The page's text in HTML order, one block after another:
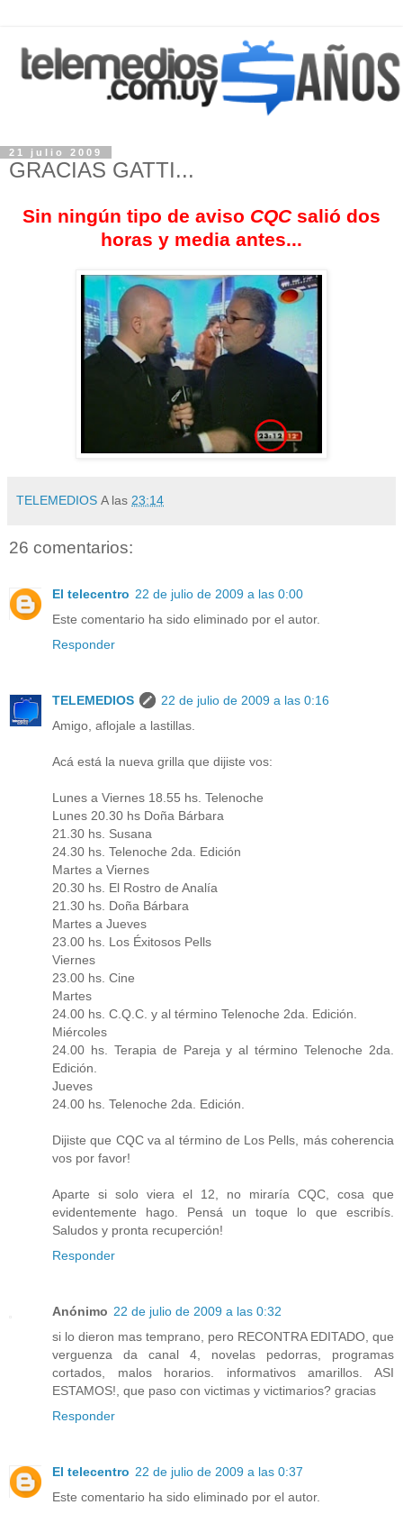
21 julio 2009
GRACIAS GATTI...
Sin ningún tipo de aviso CQC salió dos
horas y media antes...
TELEMEDIOS A las 23:14
26 comentarios:
El telecentro 22 de julio de 2009 a las 0:00
Este comentario ha sido eliminado por el autor.
Responder
TELEMEDIOS
22 de julio de 2009 a las 0:16
Amigo, aflojale a lastillas.
Acá está la nueva grilla que dijiste vos:
Lunes a Viernes 18.55 hs. Telenoche
Lunes 20.30 hs Doña Bárbara
21.30 hs. Susana
24.30 hs. Telenoche 2da. Edición
Martes a Viernes
20.30 hs. El Rostro de Analía
21.30 hs. Doña Bárbara
Martes a Jueves
23.00 hs. Los Éxitosos Pells
Viernes
23.00 hs. Cine
Martes
24.00 hs. C.Q.C. y al término Telenoche 2da. Edición.
Miércoles
24.00 hs. Terapia de Pareja y al término Telenoche 2da.
Edición.
Jueves
24.00 hs. Telenoche 2da. Edición.
Dijiste que CQC va al término de Los Pells, más coherencia
vos por favor!
Aparte si solo viera el 12, no miraría CQC, cosa que
evidentemente hago. Pensá un toque lo que escribís.
Saludos y pronta recuperción!
Responder
Anónimo 22 de julio de 2009 a las 0:32
si lo dieron mas temprano, pero RECONTRA EDITADO, que
verguenza da canal 4, novelas pedorras, programas
cortados, malos horarios. informativos amarillos. ASI
ESTAMOS!, que paso con victimas y victimarios? gracias
Responder
El telecentro 22 de julio de 2009 a las 0:37
Este comentario ha sido eliminado por el autor.